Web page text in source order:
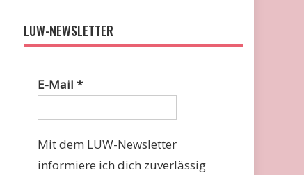
LUW-NEWSLETTER
E-Mail*
Mit dem LUW-Newsletter
informiere ich dich zuverlässig